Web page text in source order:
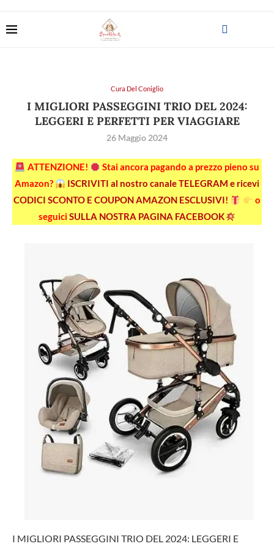
Cura Del Coniglio
I MIGLIORI PASSEGGINI TRIO DEL 2024:
LEGGERI E PERFETTI PER VIAGGIARE
26 Maggio 2024
ATTENZIONE!
Stai ancora pagando a prezzo pieno su
Amazon?
ISCRIVITI al nostro canale TELEGRAM e ricevi
CODICI SCONTO E COUPON AMAZON ESCLUSIVI!
o
seguiciSULLA NOSTRA PAGINA FACEBOOK
I MIGLIORI PASSEGGINI TRIO DEL 2024: LEGGERI E